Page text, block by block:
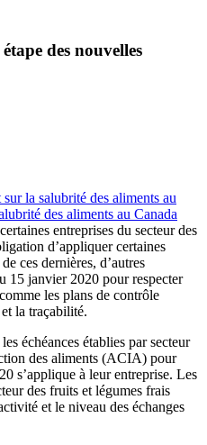
des nouvelles
la salubrité des aliments au
des aliments au Canada
entreprises du secteur des
d’appliquer certaines
ces dernières, d’autres
15 janvier 2020 pour respecter
les plans de contrôle
la traçabilité.
échéances établies par secteur
des aliments (ACIA) pour
s’applique à leur entreprise. Les
des fruits et légumes frais
et le niveau des échanges